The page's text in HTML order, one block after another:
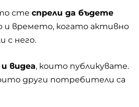
сте спрели да бъдете
и времето, когато активно
с него.
видеа, които публикувате.
други потребители са